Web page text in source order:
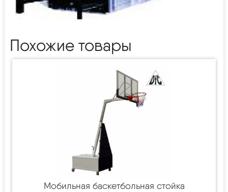
Похожие товары
Мобильная баскетбольная стойка